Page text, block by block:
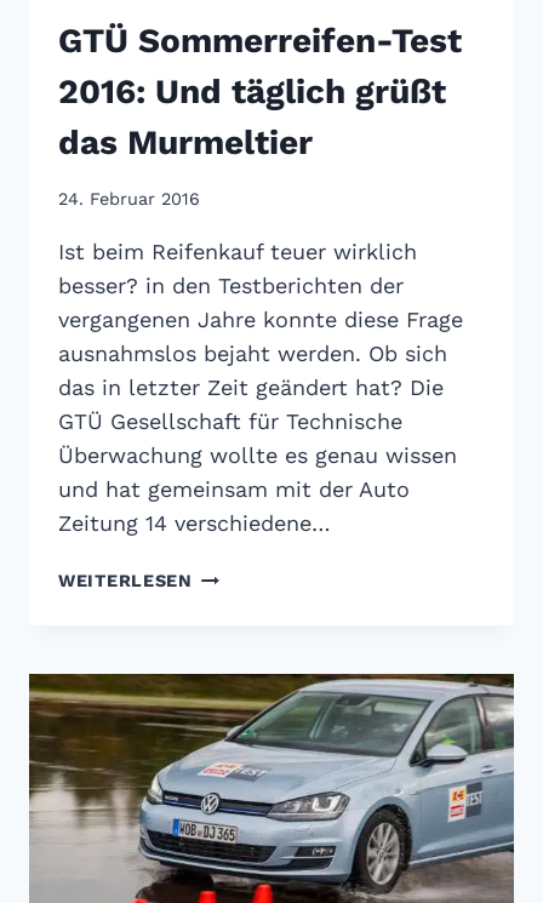
GTÜ Sommerreifen-Test
2016: Und täglich grüßt
das Murmeltier
24. Februar 2016
Ist beim Reifenkauf teuer wirklich
besser? in den Testberichten der
vergangenen Jahre konnte diese Frage
ausnahmslos bejaht werden. Ob sich
das in letzter Zeit geändert hat? Die
GTÜ Gesellschaft für Technische
Überwachung wollte es genau wissen
und hat gemeinsam mit der Auto
Zeitung 14 verschiedene…
WEITERLESEN GTÜ
UND
TÄGLICH
GRÜSST D
AS M
URMELTIER